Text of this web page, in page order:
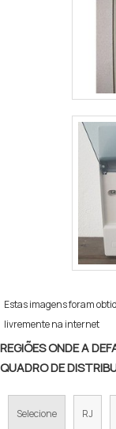
Estas imagens foram
livremente na internet
REGIÕES ONDE A
QUADRO DE
Selecione RJ